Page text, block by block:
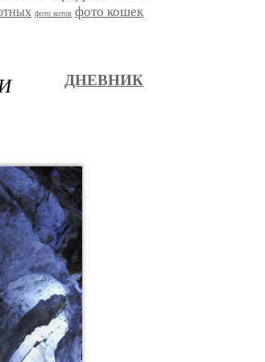
фото котов фото кошек
ДНЕВНИК